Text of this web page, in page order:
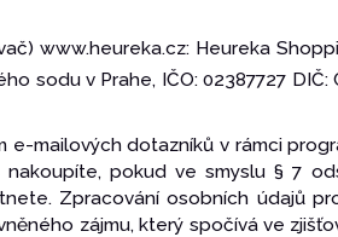
www.heureka.cz: Heureka
sodu v Prahe, IČO: 02387727 DIČ:
mailových dotazníků v rámci
pokud ve smyslu § 7
Zpracování osobních údajů
zájmu, který spočívá ve